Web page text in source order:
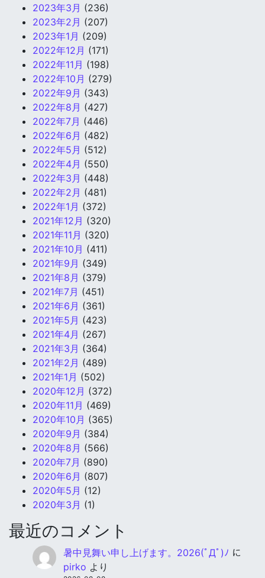
2023年3月 (236)
2023年2月 (207)
2023年1月 (209)
2022年12月 (171)
2022年11月 (198)
2022年10月 (279)
2022年9月 (343)
2022年8月 (427)
2022年7月 (446)
2022年6月 (482)
2022年5月 (512)
2022年4月 (550)
2022年3月 (448)
2022年2月 (481)
2022年1月 (372)
2021年12月 (320)
2021年11月 (320)
2021年10月 (411)
2021年9月 (349)
2021年8月 (379)
2021年7月 (451)
2021年6月 (361)
2021年5月 (423)
2021年4月 (267)
2021年3月 (364)
2021年2月 (489)
2021年1月 (502)
2020年12月 (372)
2020年11月 (469)
2020年10月 (365)
2020年9月 (384)
2020年8月 (566)
2020年7月 (890)
2020年6月 (807)
2020年5月 (12)
2020年3月 (1)
最近のコメント
暑中見舞い申し上げます。2026(ﾟДﾟ)ﾉ に
pirko より